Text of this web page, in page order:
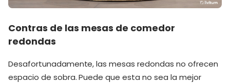
Contras de las mesas de comedor
redondas
Desafortunadamente, las mesas redondas no ofrecen
espacio de sobra. Puede que esta no sea la mejor